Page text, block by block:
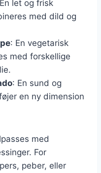
let og frisk
med dild og
: En vegetarisk
med forskellige
: En sund og
en ny dimension
med
For
peber, eller